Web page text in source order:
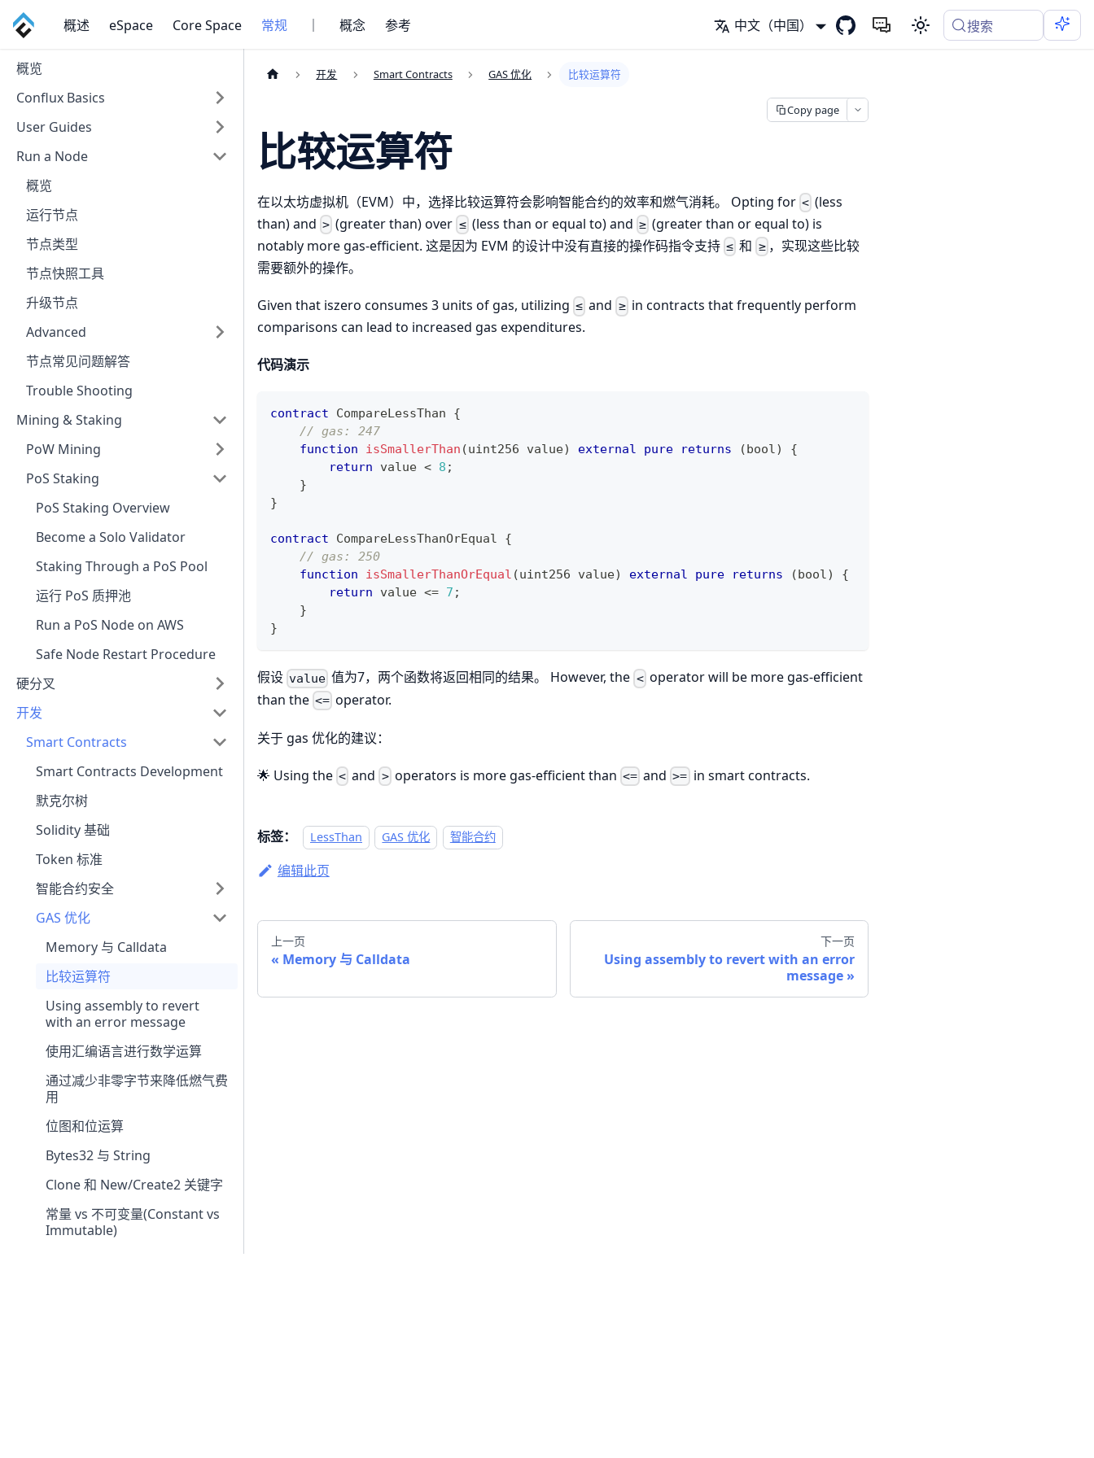
概述 eSpace Core Space 常规 概念 参考 中文（中国） 搜索
概览
Conflux Basics
User Guides
Run a Node
概览
运行节点
节点类型
节点快照工具
升级节点
Advanced
节点常见问题解答
Trouble Shooting
Mining & Staking
PoW Mining
PoS Staking
PoS Staking Overview
Become a Solo Validator
Staking Through a PoS Pool
运行 PoS 质押池
Run a PoS Node on AWS
Safe Node Restart Procedure
硬分叉
开发
Smart Contracts
Smart Contracts Development
默克尔树
Solidity 基础
Token 标准
智能合约安全
GAS 优化
Memory 与 Calldata
比较运算符
Using assembly to revert
with an error message
使用汇编语言进行数学运算
通过减少非零字节来降低燃气费
用
位图和位运算
Bytes32 与 String
Clone 和 New/Create2 关键字
常量 vs 不可变量(Constant vs
Immutable)
开发 Smart Contracts GAS 优化 比较运算符
Copy page
比较运算符
在以太坊虚拟机（EVM）中，选择比较运算符会影响智能合约的效率和燃气消耗。 Opting for < (less
than) and > (greater than) over ≤(less than or equal to) and ≥ (greater than or equal to) is
notably more gas-efficient. 这是因为 EVM 的设计中没有直接的操作码指令支持 ≤ 和 ≥，实现这些比较
需要额外的操作。
Given that iszero consumes 3 units of gas, utilizing ≤ and ≥in contracts that frequently perform
comparisons can lead to increased gas expenditures.
代码演示
contract CompareLessThan
{
// gas: 247
function
isSmallerThan (uint256 value) external pure returns ( bool)
{
return value < 8 ;
}
}
contract CompareLessThanOrEqual
{
// gas: 250
function
isSmallerThanOrEqual (uint256 value) external pure returns ( bool)
{
return value <= 7 ;
}
}
假设 value 值为7，两个函数将返回相同的结果。 However, the <operator will be more gas-efficient
than the <= operator.
关于 gas 优化的建议：
🌟 Using the < and >operators is more gas-efficient than <= and>=in smart contracts.
标签： LessThan GAS 优化 智能合约
编辑此页
上一页
Memory 与 Calldata
下一页
Using assembly to revert with an error
message